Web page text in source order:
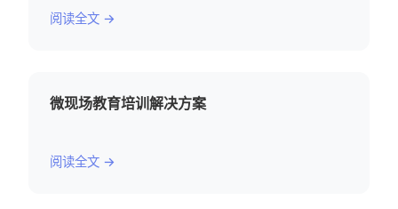
阅读全文 →
微现场教育培训解决方案
阅读全文 →